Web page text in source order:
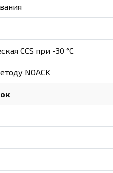
CCS при -30 °С
NOACK